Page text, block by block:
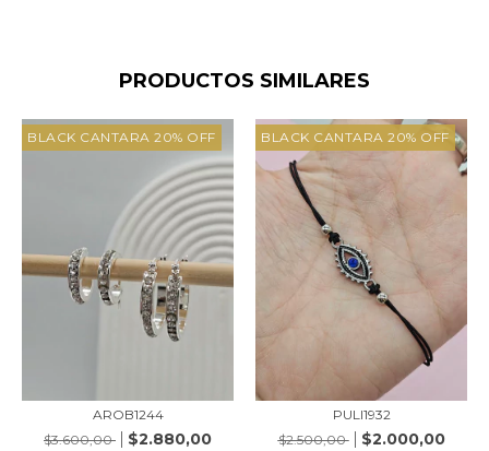
PRODUCTOS SIMILARES
BLACK CANTARA 20% OFF
AROB1244
$3.600,00
$2.880,00
BLACK CANTARA 20% OFF
PULI1932
$2.500,00
$2.000,00